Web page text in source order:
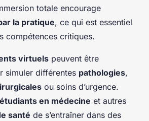
totale encourage
la pratique, ce qui est essentiel
compétences critiques.
virtuels peuvent être
simuler différentes pathologies,
ou soins d’urgence.
étudiants en médecine et autres
santé de s’entraîner dans des